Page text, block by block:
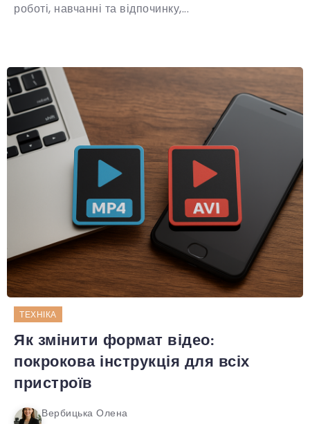
роботі, навчанні та відпочинку,...
ТЕХНІКА
Як змінити формат відео:
покрокова інструкція для всіх
пристроїв
Вербицька Олена